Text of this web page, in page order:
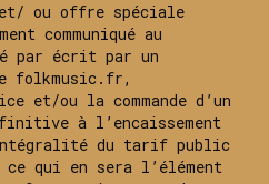
ou offre spéciale
communiqué au
par écrit par un
folkmusic.fr,
et/ou la commande d’un
à l’encaissement
du tarif public
qui en sera l’élément